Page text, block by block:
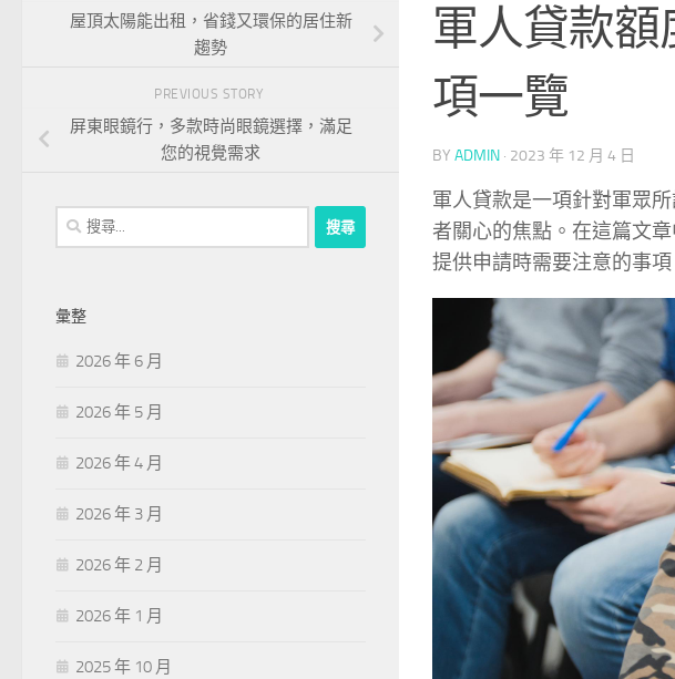
軍人貸款
項一覽
BY ADMIN · 2023 年 12 月 4 日
軍人貸款是一項針對軍眾
者關心的焦點。在這篇文
提供申請時需要注意的事
屋頂太陽能出租，省錢又環保的居住新
趨勢
PREVIOUS STORY
屏東眼鏡行，多款時尚眼鏡選擇，滿足
您的視覺需求
搜
尋
字:
彙整
2026 年 6 月
2026 年 5 月
2026 年 4 月
2026 年 3 月
2026 年 2 月
2026 年 1 月
2025 年 10 月